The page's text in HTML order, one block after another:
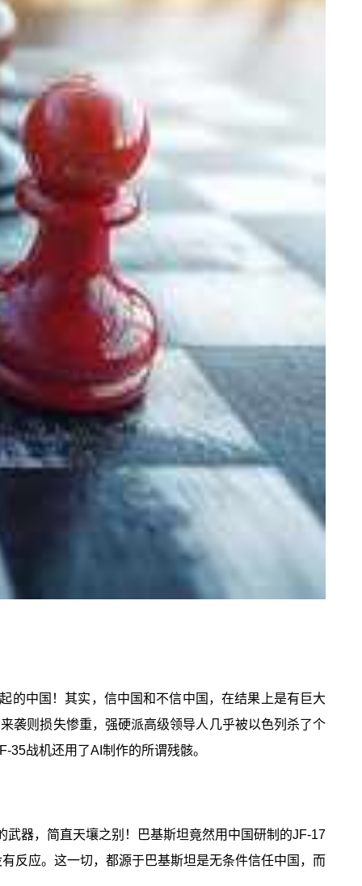
的中国！其实，信中国和不信中国，在结果上是有巨大
袭则损失惨重，强硬派高级领导人几乎被以色列杀了个
战机还用了AI制作的所谓残骸。
器，简直天壤之别！巴基斯坦竟然用中国研制的JF-17
反应。这一切，都源于巴基斯坦是无条件信任中国，而